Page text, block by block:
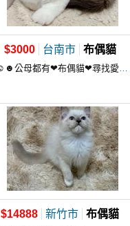
$3000 台南市 布偶貓
$14888 新竹市 布偶貓